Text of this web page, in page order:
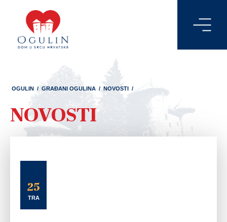
OGULIN / GRAĐANI OGULINA / NOVOSTI /
NOVOSTI
25
TRA